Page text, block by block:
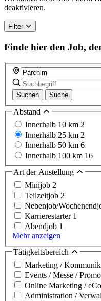
deaktivieren.
Filter
Finde hier den Job,
Suchen Suche
Abstand
Innerhalb 10 km 2
Innerhalb 25 km 2
Innerhalb 50 km 6
Innerhalb 100 km 16
Art der Anstellung
Minijob 2
Teilzeitjob 2
Nebenjob/
Karrierestarter 1
Abendjob 1
Mehr anzeigen
Tätigkeitsbereich
Marketing /
Events / Messe /
Online Marketing /
Administration /